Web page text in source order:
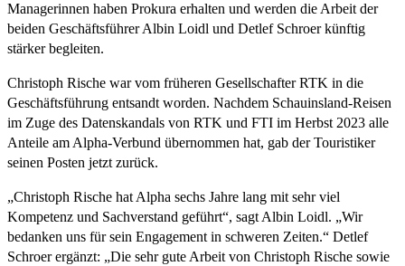
Managerinnen haben Prokura erhalten und werden die Arbeit der
beiden Geschäftsführer Albin Loidl und Detlef Schroer künftig
stärker begleiten.
Christoph Rische war vom früheren Gesellschafter RTK in die
Geschäftsführung entsandt worden. Nachdem Schauinsland-Reisen
im Zuge des Datenskandals von RTK und FTI im Herbst 2023 alle
Anteile am Alpha-Verbund übernommen hat, gab der Touristiker
seinen Posten jetzt zurück.
„Christoph Rische hat Alpha sechs Jahre lang mit sehr viel
Kompetenz und Sachverstand geführt“, sagt Albin Loidl. „Wir
bedanken uns für sein Engagement in schweren Zeiten.“ Detlef
Schroer ergänzt: „Die sehr gute Arbeit von Christoph Rische sowie